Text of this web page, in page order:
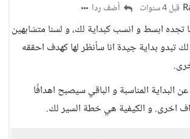
قبل 4 سنوات أضف ردا
تجده ابسط و انسب كبداية لك، و لسنا متشابهين
تبدو بداية جيدة انا سأنظر لها كهدف احققه
البداية المناسبة و الباقي سيصبح اهدافًا
اخرى. و الكيفية هي خطة السير لك.